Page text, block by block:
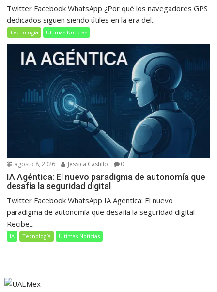
Twitter Facebook WhatsApp ¿Por qué los navegadores GPS
dedicados siguen siendo útiles en la era del...
Tecnología Últimas Noticias
agosto 8, 2026 Jessica Castillo 0
IA Agéntica: El nuevo paradigma de autonomía que
desafía la seguridad digital
Twitter Facebook WhatsApp IA Agéntica: El nuevo
paradigma de autonomía que desafía la seguridad digital
Recibe...
IA Tecnología Últimas Noticias